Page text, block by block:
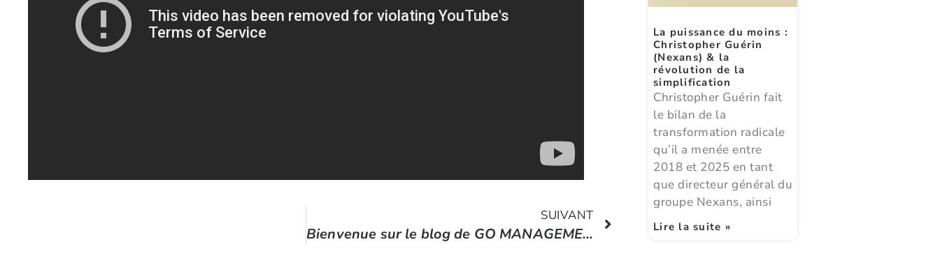
SUIVANT
Bienvenue sur le blog de GO MANAGEMENT !
La puissance du moins :
Christopher Guérin
(Nexans) & la
révolution de la
simplification
Christopher Guérin fait
le bilan de la
transformation radicale
qu’il a menée entre
2018 et 2025 en tant
que directeur général du
groupe Nexans, ainsi
Lire la suite »